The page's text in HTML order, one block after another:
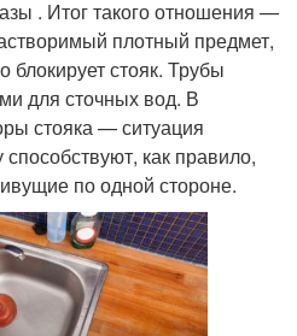
. Итог такого отношения —
плотный предмет,
блокирует стояк. Трубы
для сточных вод. В
стояка — ситуация
как правило,
по одной стороне.